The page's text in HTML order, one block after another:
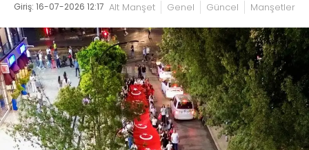
Giriş: 16-07-2026 12:17 Alt Manşet Genel Güncel Manşetler